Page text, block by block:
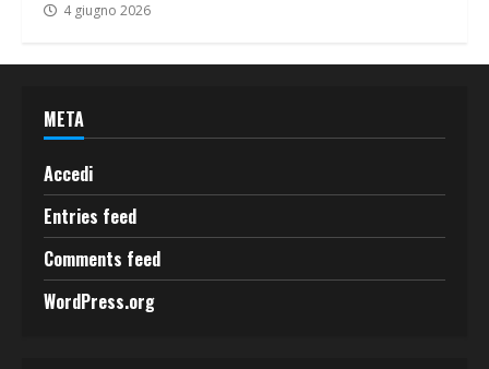
4 giugno 2026
META
Accedi
Entries feed
Comments feed
WordPress.org